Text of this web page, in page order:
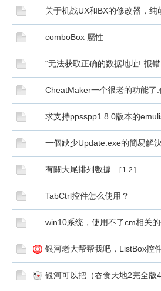
关于机战UX和BX的修改器，纯
comboBox 屬性
“无法获取正确的数据地址!”报错
CheatMaker一个很老的功能了
求支持ppsspp1.8.0版本的
一個缺少Update.exe的簡易解
有關大尾排列數據 [ 1 2 ]
TabCtrl控件怎么使用？
win10系统，使用不了cm相关
银河老大帮帮我吧，ListBox控
银河可以把（吞食天地2完全版